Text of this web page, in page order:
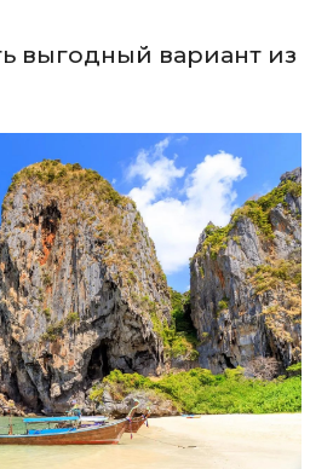
выгодный вариант из